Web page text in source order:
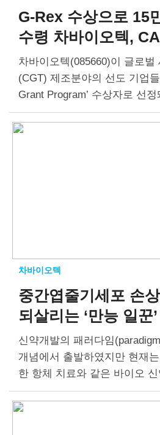
G-Rex 수상으로 15
수령 차바이오텍,
세포치료제 개발 속
차바이오텍(085660)이 글로벌
(CGT) 제조분야의 선도 기업
Grant Program’ 수상자로 선
원) 규모의 보조금을 받았다.
m’은 스케일레디
차바이오텍
중간엽줄기세포 손
되살리는 ‘만능 일꾼’
신약개발의 패러다임
개념에서 출발하였지만 현재
한 항체 치료와 같은 바이오
미가 넓어지고 있다. 최근에는
는 세포를 환자에게 주입하는